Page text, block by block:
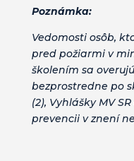
Poznámka:
Vedomosti osôb,
pred požiarmi v
školením sa
bezprostredne po
(2), Vyhlášky MV
prevencii v znení